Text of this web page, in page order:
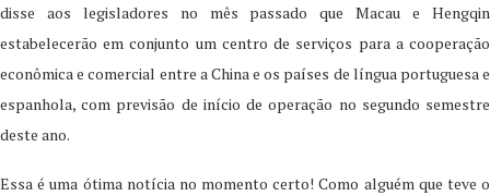
disse aos legisladores no mês passado que Macau e Hengqin
estabelecerão em conjunto um centro de serviços para a cooperação
econômica e comercial entre a China e os países de língua portuguesa e
espanhola, com previsão de início de operação no segundo semestre
deste ano.
Essa é uma ótima notícia no momento certo! Como alguém que teve o